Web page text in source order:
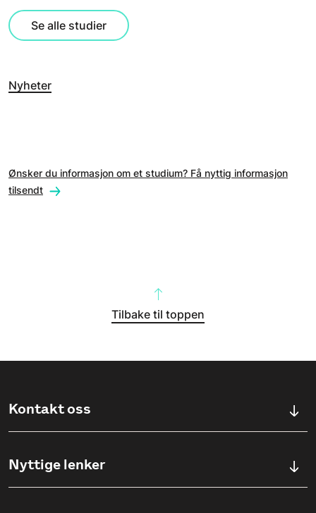
Se alle studier
Nyheter
Ønsker du informasjon om et studium? Få nyttig informasjon
tilsendt
Tilbake til toppen
Kontakt oss
Ullevålsveien 76, 0454 OSLO
Nyttige lenker